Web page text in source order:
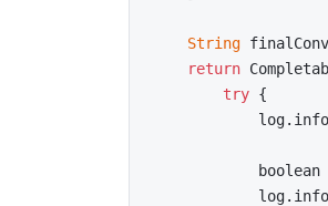
String
return
try {
boolean